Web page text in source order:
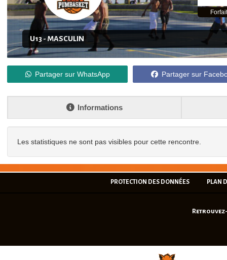
U13 - MASCULIN
Partager sur WhatsApp Partager sur
Informations
Les statistiques ne sont pas visibles pour cette rencontre.
PROTECTION DES DONNÉES PLAN